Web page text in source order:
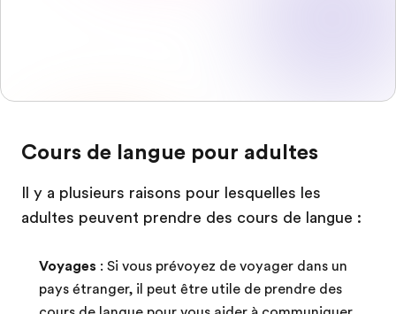
Cours de langue pour adultes
Il y a plusieurs raisons pour lesquelles les
adultes peuvent prendre des cours de langue :
Voyages : Si vous prévoyez de voyager dans un
pays étranger, il peut être utile de prendre des